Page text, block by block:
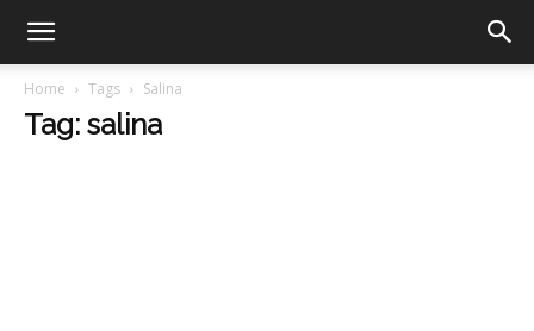
Home Tags Salina
Tag: salina